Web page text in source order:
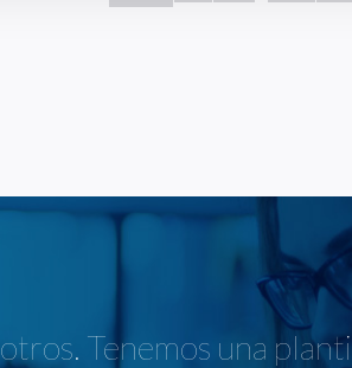
Tenemos una